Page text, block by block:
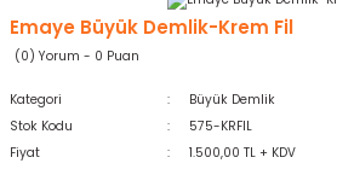
Emaye Büyük Demlik-Krem Fil
(0) Yorum - 0 Puan
Kategori
Büyük Demlik
Stok Kodu
575-KRFIL
Fiyat
1.500,00 TL + KDV